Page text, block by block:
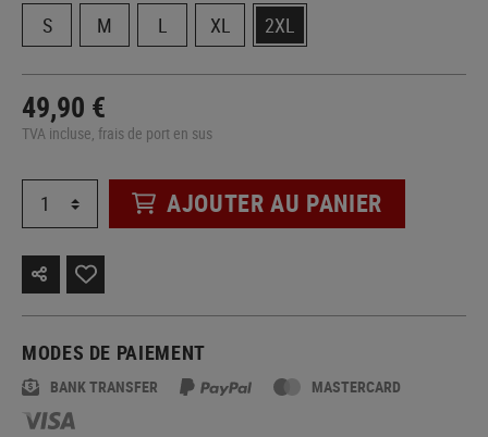
S
M L XL 2XL
49,90 €
TVA incluse, frais de port en sus
AJOUTER AU PANIER
MODES DE PAIEMENT
BANK TRANSFER MASTERCARD